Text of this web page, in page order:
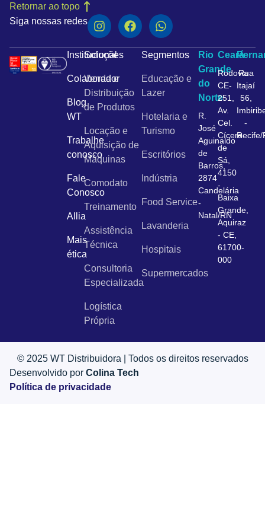
Siga nossas redes
Retornar ao topo
Institucional
Colaborador
Blog
WT
Trabalhe
conosco
Fale
Conosco
Allia
Mais
ética
Soluções
Venda e
Distribuição
de Produtos
Locação e
Aquisição de
Máquinas
Comodato
Treinamento
Assistência
Técnica
Consultoria
Especializada
Logística
Própria
Segmentos
Educação e
Lazer
Hotelaria e
Turismo
Escritórios
Indústria
Food Service
Lavanderia
Hospitais
Supermercados
Rio
Grande
do
Norte
R.
José
Aguinaldo
de
Barros,
2874
Candelária
-
Natal/RN
Ceará
Rodovia
CE-
251,
Av.
Cel.
Cícero
de
Sá,
4150
-
Baixa
Grande,
Aquiraz
- CE,
61700-
000
Rua
Itajaí
56,
-
Recife/
© 2025 WT Distribuidora | Todos os direitos reservados
Desenvolvido por Colina Tech
Política de privacidade